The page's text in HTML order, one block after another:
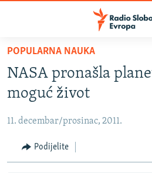
Pređite
glavni
sadržaj
Pređite
na
navigaciju
Pređite
BOSNA I HERCEGOVINA
SRBIJA
KOSOVO
CRNA GORA
POPULARNA NAUKA
NASA pronašla
moguć život
11. decembar/prosinac, 2011.
Podijelite